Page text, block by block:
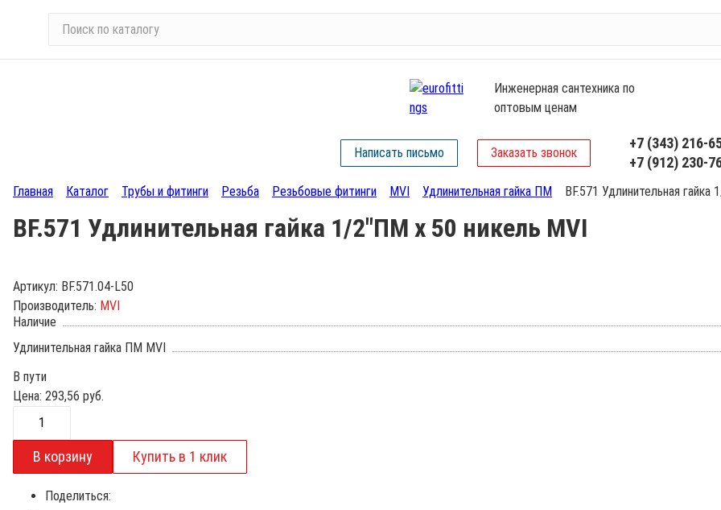
и
т
л
у
Инженерная сантехника по
оптовым ценам
Написать письмо Заказать звонок
+7 (343) 216-
+7 (912) 230-
Главная Каталог Трубы и фитинги Резьба Резьбовые фитинги MVI Удлинительная гайка ПМ BF.571 Удлинительная
BF.571 Удлинительная гайка 1/2"ПМ х 50 никель MVI
Артикул: BF.571.04-L50
Производитель: MVI
Наличие
Удлинительная гайка ПМ MVI
В пути
Цена: 293,56 руб.
Поделиться: